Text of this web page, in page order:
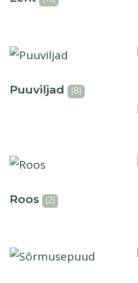
Puuviljad (8)
Roos (2)